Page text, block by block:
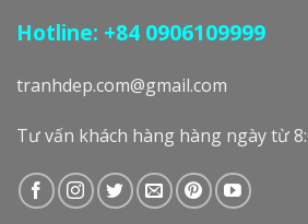
Hotline: +84 0906109999
tranhdep.com@gmail.com
Tư vấn khách hàng hàng ngày từ